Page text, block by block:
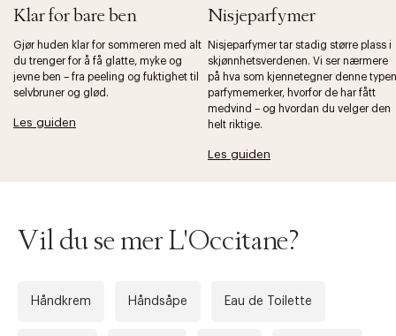
Klar for bare ben
Gjør huden klar for sommeren med alt
du trenger for å få glatte, myke og
jevne ben – fra peeling og fuktighet til
selvbruner og glød.
Les guiden
Nisjeparfymer
Nisjeparfymer tar stadig større plass i
skjønnhetsverdenen. Vi ser nærmere
på hva som kjennetegner denne typen
parfymemerker, hvorfor de har fått
medvind – og hvordan du velger den
helt riktige.
Les guiden
Forrige
Vil du se mer L'Occitane?
Håndkrem Håndsåpe Eau de Toilette